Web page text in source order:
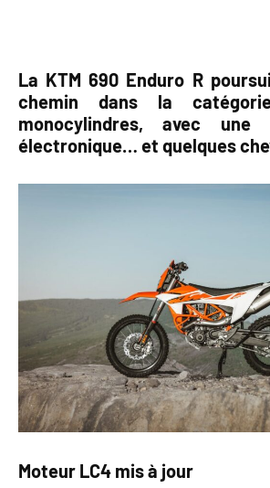
La KTM 690 Enduro R
chemin dans la
monocylindres, avec
électronique… et quelques
Moteur LC4 mis à jour